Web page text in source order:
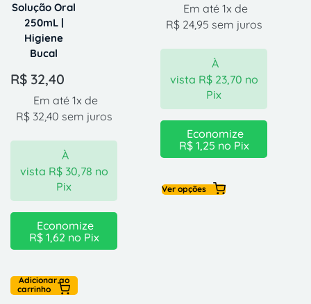
Solução Oral
250mL |
Higiene
Bucal
R$ 32,40
Em até 1x de
R$32,40 sem juros
À
vista R$30,78 no
Pix
Economize
R$1,62 no Pix
Adicionar ao
carrinho
Em até 1x de
R$24,95 sem juros
À
vista R$23,70 no
Pix
Economize
R$1,25 no Pix
Ver opções